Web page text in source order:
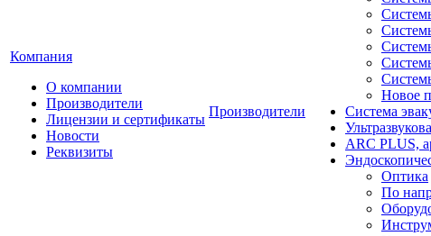
Компания
О компании
Производители
Лицензии и сертификаты
Новости
Реквизиты
Производители
Новое
Система
ARC PLUS,
Оптика
По